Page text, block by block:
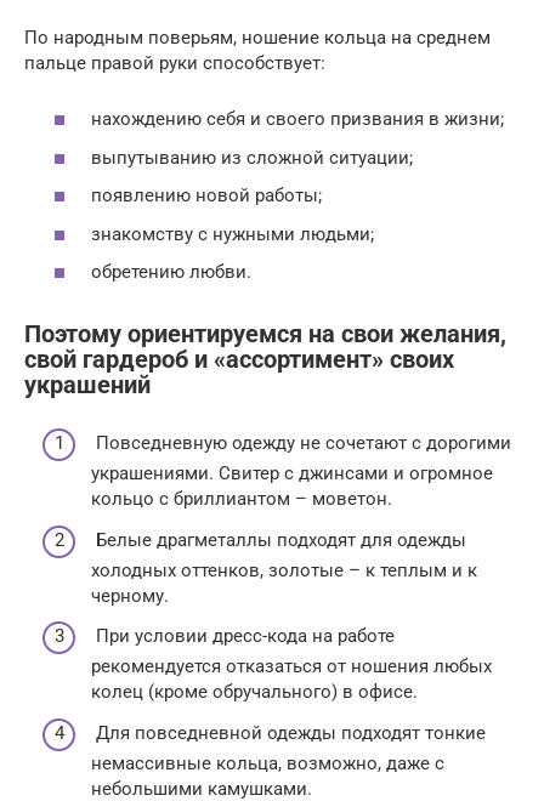
По народным поверьям, ношение кольца на среднем
пальце правой руки способствует:
нахождению себя и своего призвания в жизни;
выпутыванию из сложной ситуации;
появлению новой работы;
знакомству с нужными людьми;
обретению любви.
Поэтому ориентируемся на свои желания,
свой гардероб и «ассортимент» своих
украшений
Повседневную одежду не сочетают с дорогими
украшениями. Свитер с джинсами и огромное
кольцо с бриллиантом – моветон.
Белые драгметаллы подходят для одежды
холодных оттенков, золотые – к теплым и к
черному.
При условии дресс-кода на работе
рекомендуется отказаться от ношения любых
колец (кроме обручального) в офисе.
Для повседневной одежды подходят тонкие
немассивные кольца, возможно, даже с
небольшими камушками.